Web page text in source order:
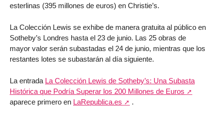
esterlinas (395 millones de euros) en Christie’s.
La Colección Lewis se exhibe de manera gratuita al público en
Sotheby’s Londres hasta el 23 de junio. Las 25 obras de
mayor valor serán subastadas el 24 de junio, mientras que los
restantes lotes se subastarán al día siguiente.
La entrada La Colección Lewis de Sotheby’s: Una Subasta
Histórica que Podría Superar los 200 Millones de Euros
aparece primero en LaRepublica.es .